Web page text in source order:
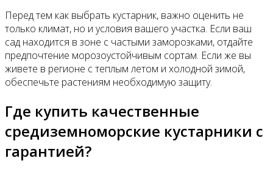
Перед тем как выбрать кустарник, важно оценить не
только климат, но и условия вашего участка. Если ваш
сад находится в зоне с частыми заморозками, отдайте
предпочтение морозоустойчивым сортам. Если же вы
живете в регионе с теплым летом и холодной зимой,
обеспечьте растениям необходимую защиту.
Где купить качественные
средиземноморские кустарники с
гарантией?